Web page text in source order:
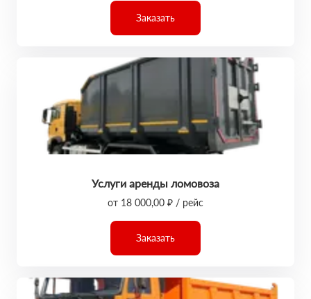
Заказать
Услуги аренды ломовоза
от 18 000,00 ₽ / рейс
Заказать